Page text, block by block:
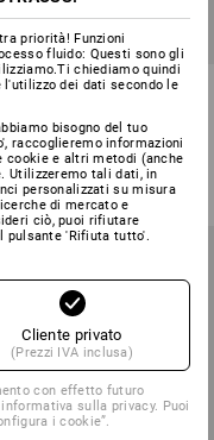
cargo e.s.vision
colori
da 69,42 €
a partire da 20 pezzi
priorità! Funzioni
fluido: Questi sono gli
chiediamo quindi
l'utilizzo dei dati secondo le
bisogno del tuo
raccoglieremo informazioni
e altri metodi (anche
Utilizzeremo tali dati, in
personalizzati su misura
di mercato e
ciò, puoi rifiutare
pulsante 'Rifiuta tutto'.
Cliente privato
(Prezzi IVA inclusa)
con effetto futuro
sulla privacy. Puoi
i cookie”.